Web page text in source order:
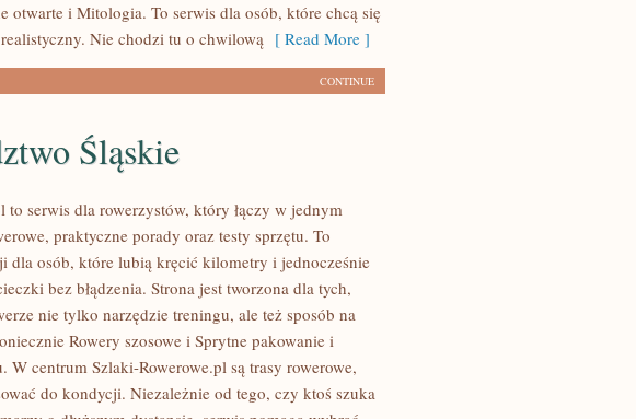
otwarte i Mitologia. To serwis dla osób, które chcą się
Nie chodzi tu o chwilową [ Read More ]
CONTINUE
Śląskie
to serwis dla rowerzystów, który łączy w jednym
praktyczne porady oraz testy sprzętu. To
dla osób, które lubią kręcić kilometry i jednocześnie
bez błądzenia. Strona jest tworzona dla tych,
nie tylko narzędzie treningu, ale też sposób na
Rowery szosowe i Sprytne pakowanie i
W centrum Szlaki-Rowerowe.pl są trasy rowerowe,
do kondycji. Niezależnie od tego, czy ktoś szuka